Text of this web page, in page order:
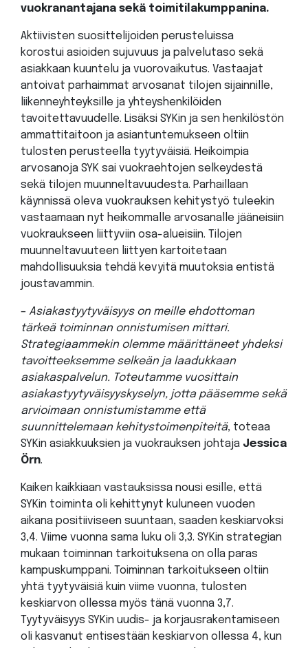
vuokranantajana sekä toimitilakumppanina.
Aktiivisten suosittelijoiden perusteluissa
korostui asioiden sujuvuus ja palvelutaso sekä
asiakkaan kuuntelu ja vuorovaikutus. Vastaajat
antoivat parhaimmat arvosanat tilojen sijainnille,
liikenneyhteyksille ja yhteyshenkilöiden
tavoitettavuudelle. Lisäksi SYKin ja sen henkilöstön
ammattitaitoon ja asiantuntemukseen oltiin
tulosten perusteella tyytyväisiä. Heikoimpia
arvosanoja SYK sai vuokraehtojen selkeydestä
sekä tilojen muunneltavuudesta. Parhaillaan
käynnissä oleva vuokrauksen kehitystyö tuleekin
vastaamaan nyt heikommalle arvosanalle jääneisiin
vuokraukseen liittyviin osa-alueisiin. Tilojen
muunneltavuuteen liittyen kartoitetaan
mahdollisuuksia tehdä kevyitä muutoksia entistä
joustavammin.
– Asiakastyytyväisyys on meille ehdottoman
tärkeä toiminnan onnistumisen mittari.
Strategiaammekin olemme määrittäneet yhdeksi
tavoitteeksemme selkeän ja laadukkaan
asiakaspalvelun. Toteutamme vuosittain
asiakastyytyväisyyskyselyn, jotta pääsemme sekä
arvioimaan onnistumistamme että
suunnittelemaan kehitystoimenpiteitä, toteaa
SYKin asiakkuuksien ja vuokrauksen johtaja Jessica
Örn.
Kaiken kaikkiaan vastauksissa nousi esille, että
SYKin toiminta oli kehittynyt kuluneen vuoden
aikana positiiviseen suuntaan, saaden keskiarvoksi
3,4. Viime vuonna sama luku oli 3,3. SYKin strategian
mukaan toiminnan tarkoituksena on olla paras
kampuskumppani. Toiminnan tarkoitukseen oltiin
yhtä tyytyväisiä kuin viime vuonna, tulosten
keskiarvon ollessa myös tänä vuonna 3,7.
Tyytyväisyys SYKin uudis- ja korjausrakentamiseen
oli kasvanut entisestään keskiarvon ollessa 4, kun